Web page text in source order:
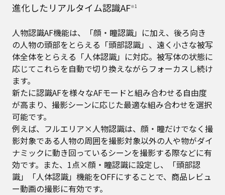
進化したリアルタイム認識AF※1
人物認識AF機能は、「顔・瞳認識」に加え、後ろ向き
の人物の頭部をとらえる「頭部認識」、遠く小さな被写
体全体をとらえる「人体認識」に対応。被写体の状態に
応じてこれらを自動で切り換えながらフォーカスし続け
ます。
新たに認識AFを様々なAFモードと組み合わせる自由度
が高まり、撮影シーンに応じた最適な組み合わせを選択
可能です。
例えば、フルエリア×人物認識は、顔・瞳だけでなく撮
影対象である人物の周囲を撮影対象以外の人や物がダイ
ナミックに動き回っているシーンを撮影する際などに有
効です。また、1点×顔・瞳認識に設定し、「頭部認
識」「人体認識」機能をOFFにすることで、商品レビュ
ー動画の撮影に有効です。